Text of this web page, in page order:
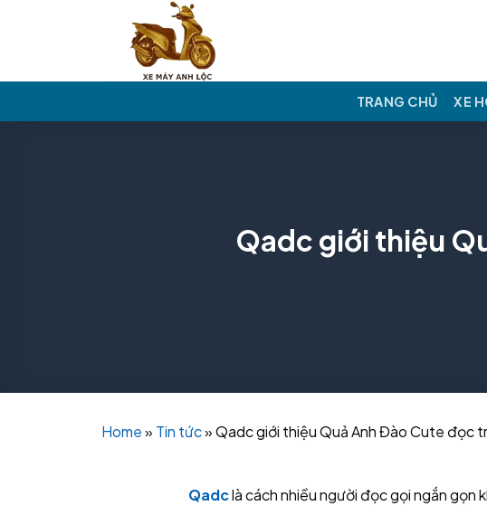
TRANG CHỦ XE
Qadc giới thiệu
Home» Tin tức»Qadc giới thiệu Quả Anh Đào Cute đọc
Qadclà cách nhiều người đọc gọi ngắn gọn